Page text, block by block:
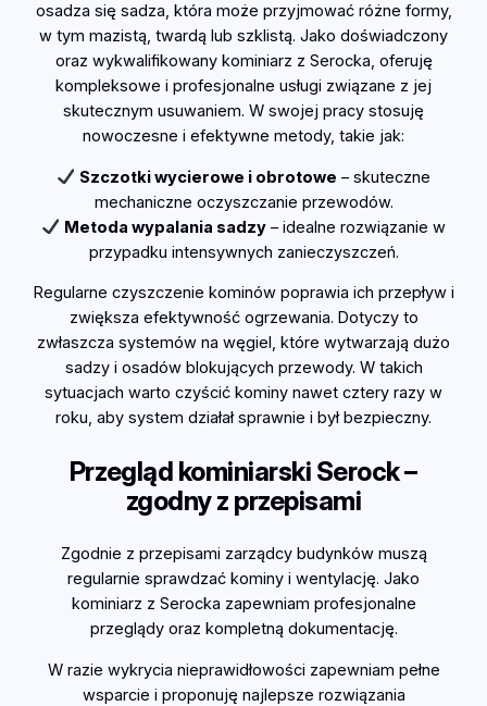
osadza się sadza, która może przyjmować różne formy,
w tym mazistą, twardą lub szklistą. Jako doświadczony
oraz wykwalifikowany kominiarz z Serocka, oferuję
kompleksowe i profesjonalne usługi związane z jej
skutecznym usuwaniem. W swojej pracy stosuję
nowoczesne i efektywne metody, takie jak:
Szczotki wycierowe i obrotowe – skuteczne
mechaniczne oczyszczanie przewodów.
Metoda wypalania sadzy– idealne rozwiązanie w
przypadku intensywnych zanieczyszczeń.
Regularne czyszczenie kominów poprawia ich przepływ i
zwiększa efektywność ogrzewania. Dotyczy to
zwłaszcza systemów na węgiel, które wytwarzają dużo
sadzy i osadów blokujących przewody. W takich
sytuacjach warto czyścić kominy nawet cztery razy w
roku, aby system działał sprawnie i był bezpieczny.
Przegląd kominiarski Serock –
zgodny z przepisami
Zgodnie z przepisami zarządcy budynków muszą
regularnie sprawdzać kominy i wentylację. Jako
kominiarz z Serocka zapewniam profesjonalne
przeglądy oraz kompletną dokumentację.
W razie wykrycia nieprawidłowości zapewniam pełne
wsparcie i proponuję najlepsze rozwiązania